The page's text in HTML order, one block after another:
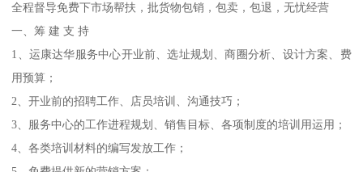
全程督导免费下市场帮扶，批货物包销，包卖，包退，无忧经营
一、筹 建 支 持
1、运康达华服务中心开业前、选址规划、商圈分析、设计方案、费
用预算；
2、开业前的招聘工作、店员培训、沟通技巧；
3、服务中心的工作进程规划、销售目标、各项制度的培训用运用；
4、各类培训材料的编写发放工作；